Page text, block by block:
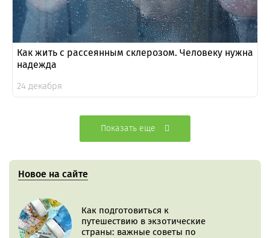
Как жить с рассеянным склерозом. Человеку нужна
надежда
24 декабря
Показать еще
Новое на сайте
Как подготовиться к
путешествию в экзотические
страны: важные советы по